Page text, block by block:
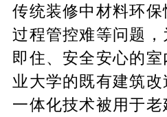
传统装修中材料环
过程管控难等问题
即住、安全安心的
业大学的既有建筑
一体化技术被用于老